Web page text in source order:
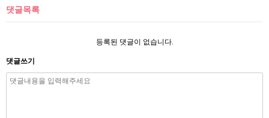
댓글목록
등록된 댓글이 없습니다.
댓글쓰기